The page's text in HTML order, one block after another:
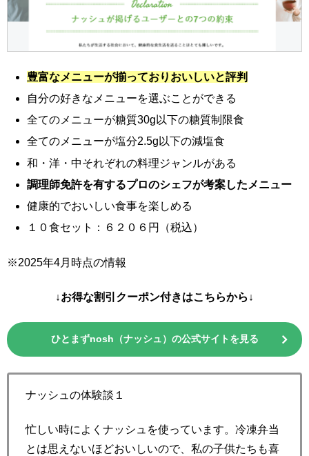
豊富なメニューが揃っておりおいしいと評判
自分の好きなメニューを選ぶことができる
全てのメニューが糖質30g以下の糖質制限食
全てのメニューが塩分2.5g以下の減塩食
和・洋・中それぞれの料理ジャンルがある
調理師免許を有するプロのシェフが考案したメニュー
健康的でおいしい食事を楽しめる
１０食セット：６２０６円（税込）
※2025年4月時点の情報
↓お得な割引クーポン付きはこちらから↓
ひとまずnosh（ナッシュ）の公式サイトを見る
ナッシュの体験談１
忙しい時によくナッシュを使っています。冷凍弁当
とは思えないほどおいしいので、私の子供たちも喜